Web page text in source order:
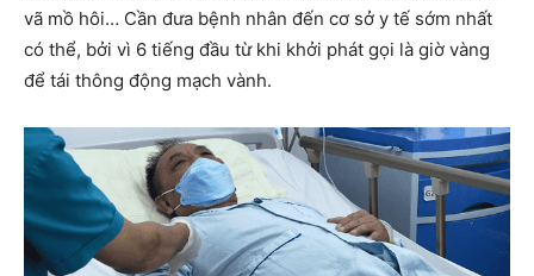
vã mồ hôi… Cần đưa bệnh nhân đến cơ sở y tế sớm nhất
có thể, bởi vì 6 tiếng đầu từ khi khởi phát gọi là giờ vàng
để tái thông động mạch vành.